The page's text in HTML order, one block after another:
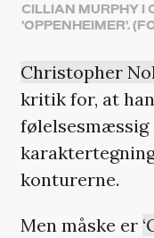
CILLIAN MURPHY I
'OPPENHEIMER'.
Christopher
kritik for, at
følelsesmæssig
konturerne.
Men måske er